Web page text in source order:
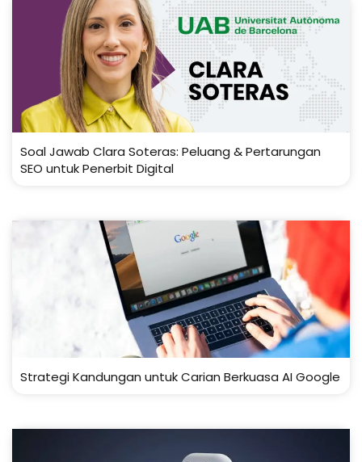
Soal Jawab Clara Soteras: Peluang & Pertarungan
SEO untuk Penerbit Digital
Strategi Kandungan untuk Carian Berkuasa AI Google